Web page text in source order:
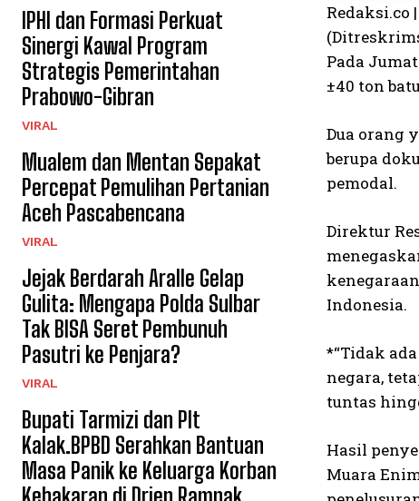
IPHI dan Formasi Perkuat
Sinergi Kawal Program
Strategis Pemerintahan
Prabowo-Gibran
VIRAL
Mualem dan Mentan Sepakat
Percepat Pemulihan Pertanian
Aceh Pascabencana
VIRAL
Jejak Berdarah Aralle Gelap
Gulita: Mengapa Polda Sulbar
Tak BISA Seret Pembunuh
Pasutri ke Penjara?
VIRAL
Bupati Tarmizi dan Plt
Kalak.BPBD Serahkan Bantuan
Masa Panik ke Keluarga Korban
Redaksi.co
Pada
±40 ton
Dua orang
berupa
pemodal.
Direktur
Indonesia.
*“Tidak
negara,
tuntas
Hasil
Muara